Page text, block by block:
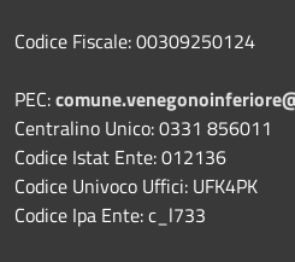
Codice Fiscale: 00309250124
PEC:
Centralino Unico: 0331 856011
Codice Istat Ente: 012136
Codice Univoco Uffici: UFK4PK
Codice Ipa Ente: c_l733